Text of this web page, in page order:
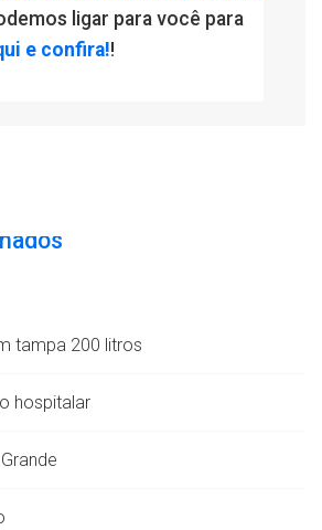
ligar para você para
e confira!!
tampa 200 litros
hospitalar